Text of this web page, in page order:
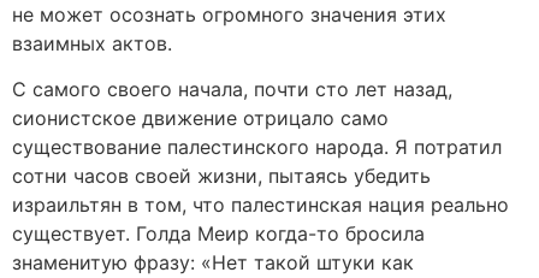
не может осознать огромного значения этих
взаимных актов.
C самого своего начала, почти сто лет назад,
сионистское движение отрицало само
существование палестинского народа. Я потратил
сотни часов своей жизни, пытаясь убедить
израильтян в том, что палестинская нация реально
существует. Голда Меир когда-то бросила
знаменитую фразу: «Нет такой штуки как